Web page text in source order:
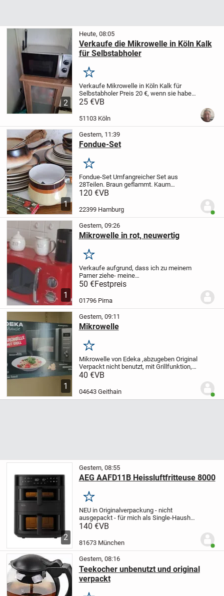
2
Heute, 08:05
Verkaufe die Mikrowelle in Köln Kalk
für Selbstabholer
Merken
Verkaufe Mikrowelle in Köln Kalk für
Selbstabholer Preis 20 €, wenn sie haben
möchte bitte bei mir melden
25 €VB
51103 Köln
1
Gestern, 11:39
Fondue-Set
Merken
Fondue-Set Umfangreicher Set aus
28Teilen. Braun geflammt. Kaum
gebraucht - wie neu.
kälteren Jahreszeit.
120 €VB
22399 Hamburg
1
Gestern, 09:26
Mikrowelle in rot, neuwertig
Merken
Verkaufe aufgrund, dass ich zu meinem
Parner ziehe- meine
Wohungseinrichtung.
wurden vom mir nie genutzt.
Mikrowelle ist neuwertig und war
50 €Festpreis
01796 Pirna
1
Gestern, 09:11
Mikrowelle
Merken
Mikrowelle von Edeka ,abzugeben Original
Verpackt nicht benutzt, mit Grillfunktion,
Grill 1000 Watt Mikrowelle 600 Watt
40 €VB
04643 Geithain
2
Gestern, 08:55
AEG AAFD11B Heissluftfritteuse 8000
Merken
NEU in Originalverpackung - nicht
ausgepackt - für mich als Single-Haushalt
zu groß! Versand (zzgl. 18,99 EUR) oder
Laim!AEG Doppelkorb‑Heißluftfritteuse
140 €VB
81673 München
Gestern, 08:16
Teekocher unbenutzt und original
verpackt